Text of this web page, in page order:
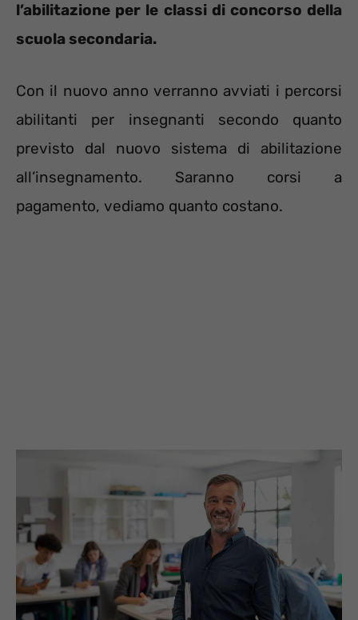
l’abilitazione per le classi di concorso della
scuola secondaria.
Con il nuovo anno verranno avviati i percorsi
abilitanti per insegnanti secondo quanto
previsto dal nuovo sistema di abilitazione
all’insegnamento. Saranno corsi a
pagamento, vediamo quanto costano.